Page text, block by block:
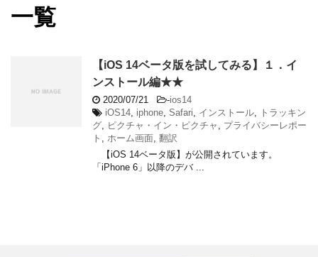
一覧
【iOS 14ベータ版を試してみる】１．イ
ンストール編★★
2020/07/21 -ios14
iOS14 iphone Safari インストール
トラッキン
グ
ピクチャ・イン・ピクチャ
プライバシーレポー
ト
ホーム画面 翻訳
【iOS 14ベータ版】が公開されています。
「iPhone 6」以降のデバ ...